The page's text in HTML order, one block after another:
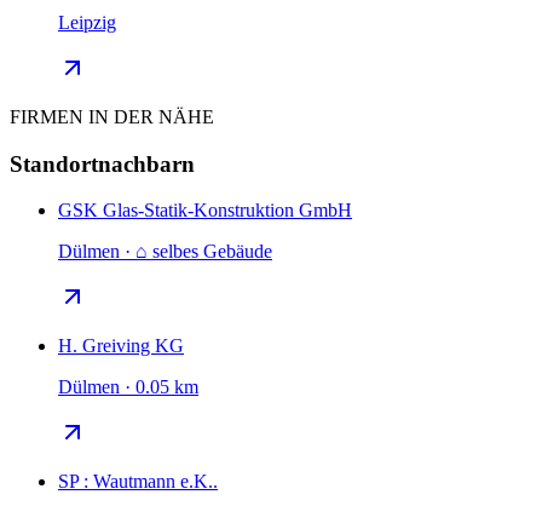
Leipzig
FIRMEN IN DER NÄHE
Standortnachbarn
GSK Glas-Statik-Konstruktion GmbH
Dülmen · ⌂ selbes Gebäude
H. Greiving KG
Dülmen · 0.05 km
SP : Wautmann e.K..